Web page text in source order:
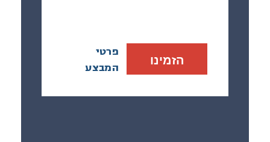
הזמינו
פרטי
המבצע